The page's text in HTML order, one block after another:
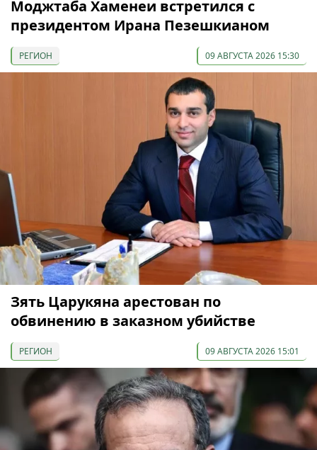
Моджтаба Хаменеи встретился с
президентом Ирана Пезешкианом
РЕГИОН 09 АВГУСТА 2026 15:30
Зять Царукяна арестован по
обвинению в заказном убийстве
РЕГИОН 09 АВГУСТА 2026 15:01